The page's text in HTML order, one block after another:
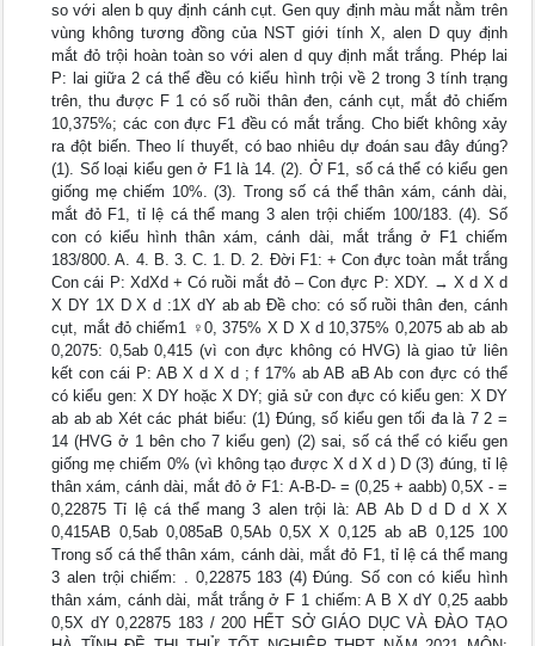
so với alen b quy định cánh cụt. Gen quy định màu mắt nằm trên
vùng không tương đồng của NST giới tính X, alen D quy định
mắt đỏ trội hoàn toàn so với alen d quy định mắt trắng. Phép lai
P: lai giữa 2 cá thể đều có kiểu hình trội về 2 trong 3 tính trạng
trên, thu được F 1 có số ruồi thân đen, cánh cụt, mắt đỏ chiếm
10,375%; các con đực F1 đều có mắt trắng. Cho biết không xảy
ra đột biến. Theo lí thuyết, có bao nhiêu dự đoán sau đây đúng?
(1). Số loại kiểu gen ở F1 là 14. (2). Ở F1, số cá thể có kiểu gen
giống mẹ chiếm 10%. (3). Trong số cá thể thân xám, cánh dài,
mắt đỏ F1, tỉ lệ cá thể mang 3 alen trội chiếm 100/183. (4). Số
con có kiểu hình thân xám, cánh dài, mắt trắng ở F1 chiếm
183/800. A. 4. B. 3. C. 1. D. 2. Đời F1: + Con đực toàn mắt trắng
Con cái P: XdXd + Có ruồi mắt đỏ – Con đực P: XDY. → X d X d
X DY 1X D X d :1X dY ab ab Đề cho: có số ruồi thân đen, cánh
cụt, mắt đỏ chiếm1 ♀0, 375% X D X d 10,375% 0,2075 ab ab ab
0,2075: 0,5ab 0,415 (vì con đực không có HVG) là giao tử liên
kết con cái P: AB X d X d ; f 17% ab AB aB Ab con đực có thể
có kiểu gen: X DY hoặc X DY; giả sử con đực có kiểu gen: X DY
ab ab ab Xét các phát biểu: (1) Đúng, số kiểu gen tối đa là 7 2 =
14 (HVG ở 1 bên cho 7 kiểu gen) (2) sai, số cá thể có kiểu gen
giống mẹ chiếm 0% (vì không tạo được X d X d ) D (3) đúng, tỉ lệ
thân xám, cánh dài, mắt đỏ ở F1: A-B-D- = (0,25 + aabb) 0,5X - =
0,22875 Tỉ lệ cá thể mang 3 alen trội là: AB Ab D d D d X X
0,415AB 0,5ab 0,085aB 0,5Ab 0,5X X 0,125 ab aB 0,125 100
Trong số cá thể thân xám, cánh dài, mắt đỏ F1, tỉ lệ cá thể mang
3 alen trội chiếm: . 0,22875 183 (4) Đúng. Số con có kiểu hình
thân xám, cánh dài, mắt trắng ở F 1 chiếm: A B X dY 0,25 aabb
0,5X dY 0,22875 183 / 200 HẾT SỞ GIÁO DỤC VÀ ĐÀO TẠO